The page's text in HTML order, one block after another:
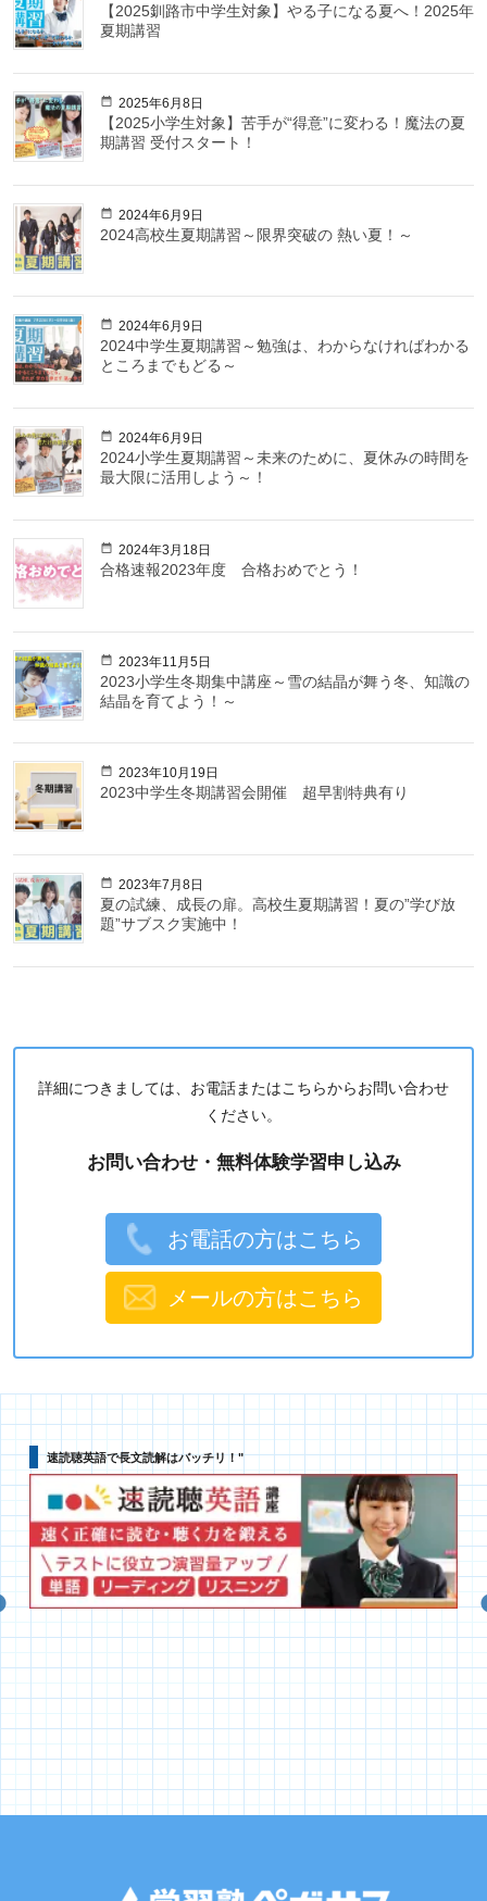
【2025釧路市中学生対象】やる子になる夏へ！2025年
夏期講習
2025年6月8日
【2025小学生対象】苦手が“得意”に変わる！魔法の夏
期講習 受付スタート！
2024年6月9日
2024高校生夏期講習～限界突破の 熱い夏！～
2024年6月9日
2024中学生夏期講習～勉強は、わからなければわかる
ところまでもどる～
2024年6月9日
2024小学生夏期講習～未来のために、夏休みの時間を
最大限に活用しよう～！
2024年3月18日
合格速報2023年度 合格おめでとう！
2023年11月5日
2023小学生冬期集中講座～雪の結晶が舞う冬、知識の
結晶を育てよう！～
2023年10月19日
2023中学生冬期講習会開催 超早割特典有り
2023年7月8日
夏の試練、成長の扉。高校生夏期講習！夏の”学び放
題”サブスク実施中！
詳細につきましては、お電話またはこちらからお問い合わせ
ください。
お問い合わせ・無料体験学習申し込み
お電話の方はこちら
メールの方はこちら
速読聴英語で長文読解はバッチリ！"